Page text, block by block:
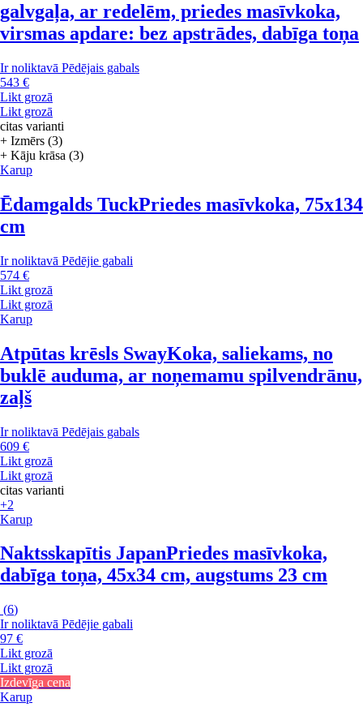
galvgaļa, ar redelēm, priedes masīvkoka,
virsmas apdare: bez apstrādes, dabīga toņa
Ir noliktavā Pēdējais gabals
543 €
Likt grozā
Likt grozā
citas varianti
+ Izmērs (3)
+ Kāju krāsa (3)
Karup
Ēdamgalds TuckPriedes masīvkoka, 75x134
cm
Ir noliktavā Pēdējie gabali
574 €
Likt grozā
Likt grozā
Karup
Atpūtas krēsls SwayKoka, saliekams, no
buklē auduma, ar noņemamu spilvendrānu,
zaļš
Ir noliktavā Pēdējais gabals
609 €
Likt grozā
Likt grozā
citas varianti
+2
Karup
Naktsskapītis JapanPriedes masīvkoka,
dabīga toņa, 45x34 cm, augstums 23 cm
(6)
Ir noliktavā Pēdējie gabali
97 €
Likt grozā
Likt grozā
Izdevīga cena
Karup